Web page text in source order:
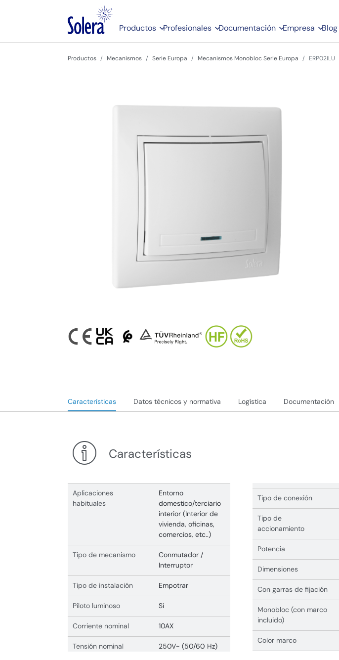
Productos Profesionales Documentación Empresa Blog
Productos Mecanismos Serie Europa Mecanismos Monobloc Serie Europa ERP02ILU
Características Datos técnicos y normativa Logística Documentación
Características
Aplicaciones
habituales
Entorno
domestico/terciario
interior (Interior de
vivienda, oficinas,
comercios, etc..)
Tipo de mecanismo
Conmutador /
Interruptor
Tipo de instalación Empotrar
Piloto luminoso Sí
Corriente nominal 10AX
Tensión nominal 250V~ (50/60 Hz)
Tipo de conexión
Tipo de
accionamiento
Potencia
Dimensiones
Con garras de fijación
Monobloc (con marco
incluido)
Color marco